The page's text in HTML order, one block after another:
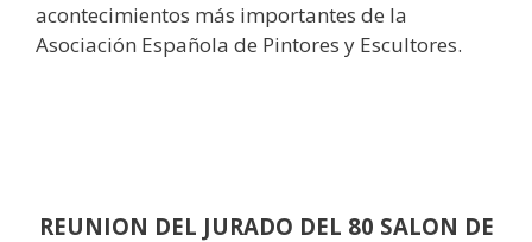
acontecimientos más importantes de la
Asociación Española de Pintores y Escultores.
REUNION DEL JURADO DEL 80 SALON DE